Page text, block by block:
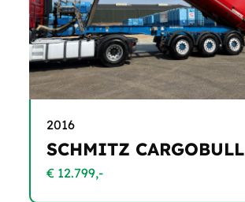
2016
SCHMITZ CARGOBULL
€ 12.799,-